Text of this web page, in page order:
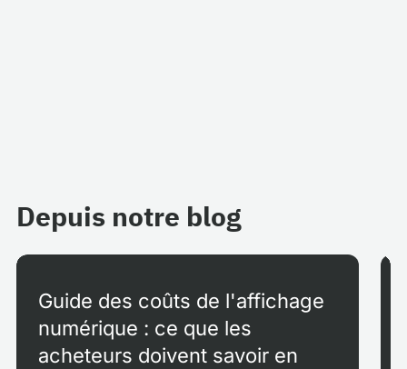
Depuis notre blog
Guide des coûts de l'affichage
numérique : ce que les
acheteurs doivent savoir en